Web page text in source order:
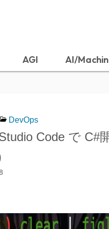
AGI AI/
DevOps
Code で C#